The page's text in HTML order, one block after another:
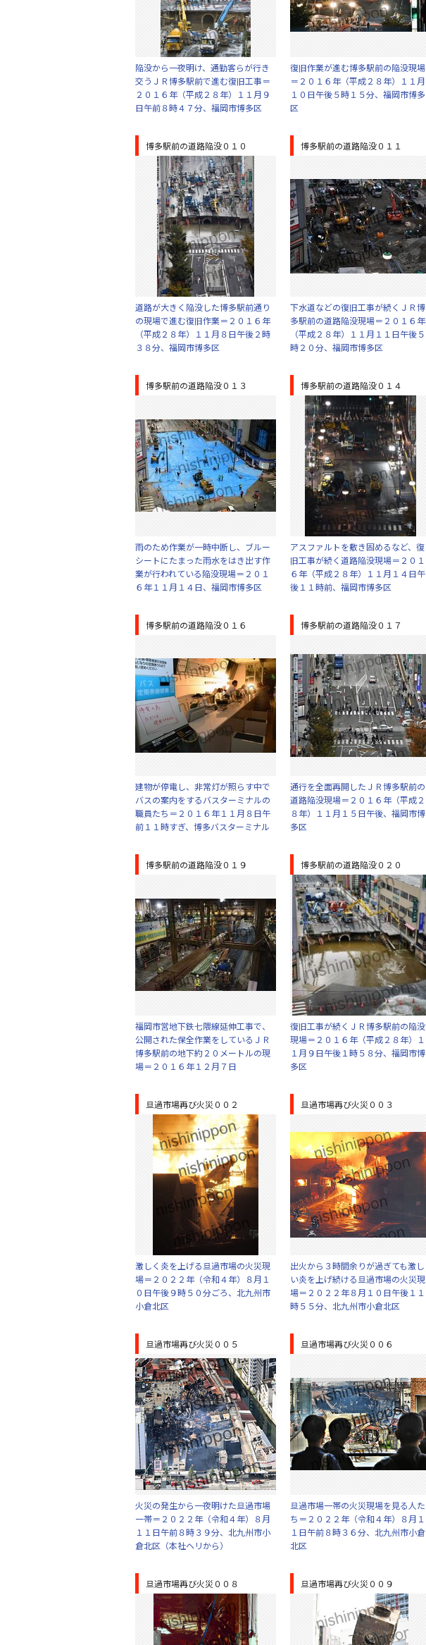
陥没から一夜明け、通勤客らが行き
交うＪＲ博多駅前で進む復旧工事＝
２０１６年（平成２８年）１１月９
日午前８時４７分、福岡市博多区
復旧作業が進む博多駅前の陥没現場
＝２０１６年（平成２８年）１１月
１０日午後５時１５分、福岡市博多
区
博多駅前の道路陥没０１０
道路が大きく陥没した博多駅前通り
の現場で進む復旧作業＝２０１６年
（平成２８年）１１月８日午後２時
３８分、福岡市博多区
博多駅前の道路陥没０１１
下水道などの復旧工事が続くＪＲ博
多駅前の道路陥没現場＝２０１６年
（平成２８年）１１月１１日午後５
時２０分、福岡市博多区
博多駅前の道路陥没０１３
雨のため作業が一時中断し、ブルー
シートにたまった雨水をはき出す作
業が行われている陥没現場＝２０１
６年１１月１４日、福岡市博多区
博多駅前の道路陥没０１４
アスファルトを敷き固めるなど、復
旧工事が続く道路陥没現場＝２０１
６年（平成２８年）１１月１４日午
後１１時前、福岡市博多区
博多駅前の道路陥没０１６
建物が停電し、非常灯が照らす中で
バスの案内をするバスターミナルの
職員たち＝２０１６年１１月８日午
前１１時すぎ、博多バスターミナル
博多駅前の道路陥没０１７
通行を全面再開したＪＲ博多駅前の
道路陥没現場＝２０１６年（平成２
８年）１１月１５日午後、福岡市博
多区
博多駅前の道路陥没０１９
福岡市営地下鉄七隈線延伸工事で、
公開された保全作業をしているＪＲ
博多駅前の地下約２０メートルの現
場＝２０１６年１２月７日
博多駅前の道路陥没０２０
復旧工事が続くＪＲ博多駅前の陥没
現場＝２０１６年（平成２８年）１
１月９日午後１時５８分、福岡市博
多区
旦過市場再び火災００２
激しく炎を上げる旦過市場の火災現
場＝２０２２年（令和４年）８月１
０日午後９時５０分ごろ、北九州市
小倉北区
旦過市場再び火災００３
出火から３時間余りが過ぎても激し
い炎を上げ続ける旦過市場の火災現
場＝２０２２年８月１０日午後１１
時５５分、北九州市小倉北区
旦過市場再び火災００５
火災の発生から一夜明けた旦過市場
一帯＝２０２２年（令和４年）８月
１１日午前８時３９分、北九州市小
倉北区（本社ヘリから）
旦過市場再び火災００６
旦過市場一帯の火災現場を見る人た
ち＝２０２２年（令和４年）８月１
１日午前８時３６分、北九州市小倉
北区
旦過市場再び火災００８ 旦過市場再び火災００９